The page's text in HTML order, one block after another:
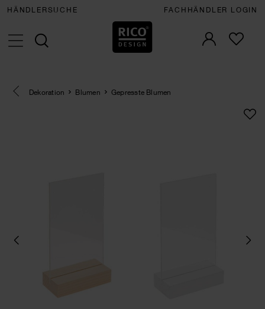
HÄNDLERSUCHE FACHHÄNDLER LOGIN
Eine Kategorie zurück navigieren
Dekoration Blumen Gepresste Blumen